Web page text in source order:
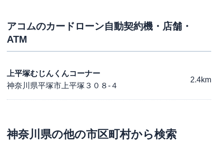
アコムのカードローン自動契約機・店舗・
ATM
上平塚むじんくんコーナー
神奈川県平塚市上平塚３０８-４
2.4km
神奈川県の他の市区町村から検索